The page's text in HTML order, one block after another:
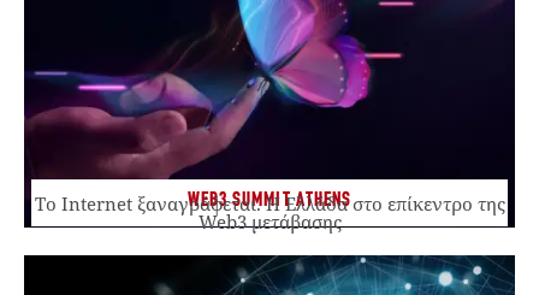
WEB3 SUMMIT ATHENS
Το Internet ξαναγράφεται. Η Ελλάδα στο επίκεντρο της
Web3 μετάβασης